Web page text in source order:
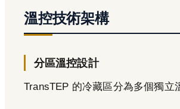
溫控技術架構
分區溫控設計
TransTEP 的冷藏區分為多個獨立